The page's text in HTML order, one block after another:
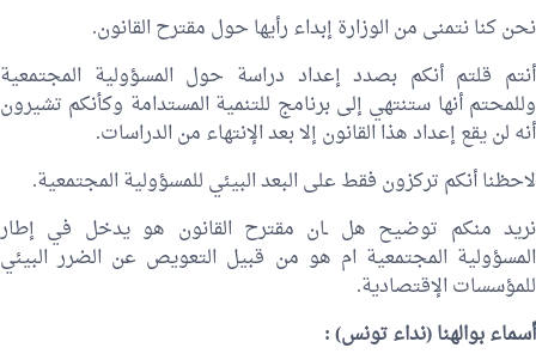
نحن كنا نتمنى من الوزارة إبداء رأيها حول مقترح القانون.
أنتم قلتم أنكم بصدد إعداد دراسة حول المسؤولية المجتمعية
وللمحتم أنها ستنتهي إلى برنامج للتنمية المستدامة وكأنكم تشيرون
أنه لن يقع إعداد هذا القانون إلا بعد الإنتهاء من الدراسات.
لاحظنا أنكم تركزون فقط على البعد البيئي للمسؤولية المجتمعية.
نريد منكم توضيح هل ـان مقترح القانون هو يدخل في إطار
المسؤولية المجتمعية ام هو من قبيل التعويص عن الضرر البيئي
للمؤسسات الإقتصادية.
أسماء بوالهنا (نداء تونس) :